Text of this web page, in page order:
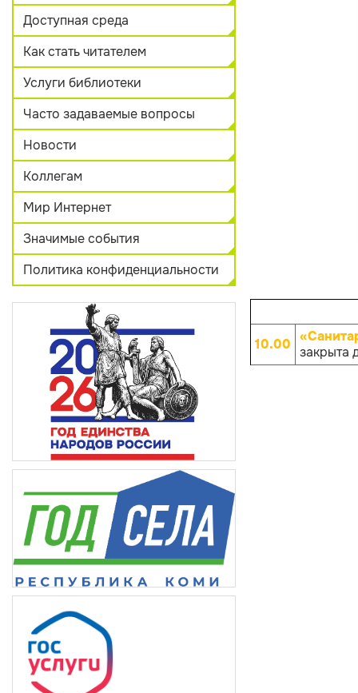
Доступная среда
Как стать читателем
Услуги библиотеки
Часто задаваемые вопросы
Новости
Коллегам
Мир Интернет
Значимые события
Политика конфиденциальности
10.00 закрыта